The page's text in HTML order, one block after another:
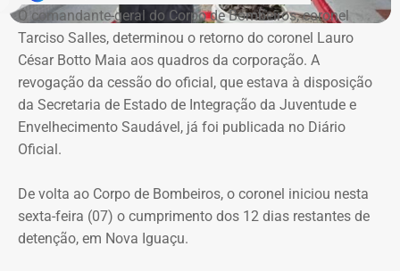
Patrimônio de Luiz Paulo cresceu em
todas as eleições desde 2010
crescimento contínuo do patrimônio do deputado ao
longo das últimas cinco eleições.
O comandante-geral do Corpo de Bombeiros, coronel
Tarciso Salles, determinou o retorno do coronel Lauro
César Botto Maia aos quadros da corporação. A
revogação da cessão do oficial, que estava à disposição
da Secretaria de Estado de Integração da Juventude e
Envelhecimento Saudável, já foi publicada no Diário
Oficial.
De volta ao Corpo de Bombeiros, o coronel iniciou nesta
sexta-feira (07) o cumprimento dos 12 dias restantes de
detenção, em Nova Iguaçu.